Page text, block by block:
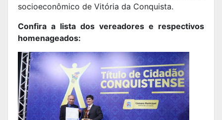
socioeconômico de Vitória da Conquista.
Confira a lista dos vereadores e respectivos
homenageados: